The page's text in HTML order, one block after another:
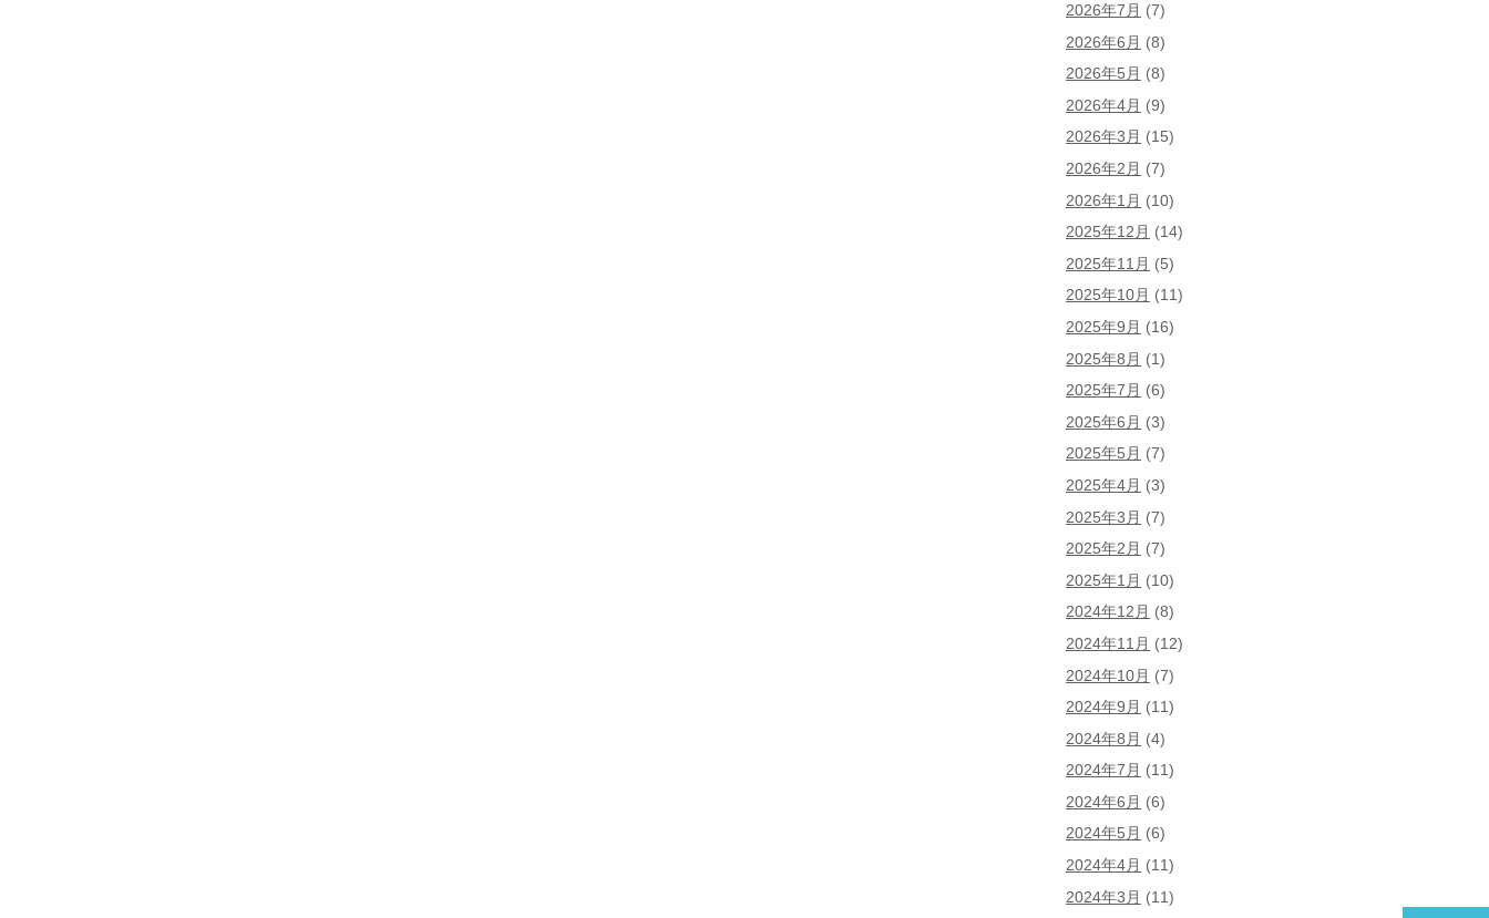
2026年7月 (7)
2026年6月 (8)
2026年5月 (8)
2026年4月 (9)
2026年3月 (15)
2026年2月 (7)
2026年1月 (10)
2025年12月 (14)
2025年11月 (5)
2025年10月 (11)
2025年9月 (16)
2025年8月 (1)
2025年7月 (6)
2025年6月 (3)
2025年5月 (7)
2025年4月 (3)
2025年3月 (7)
2025年2月 (7)
2025年1月 (10)
2024年12月 (8)
2024年11月 (12)
2024年10月 (7)
2024年9月 (11)
2024年8月 (4)
2024年7月 (11)
2024年6月 (6)
2024年5月 (6)
2024年4月 (11)
2024年3月 (11)